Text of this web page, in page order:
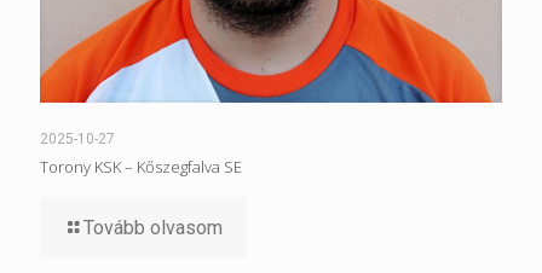
2025-10-27
Torony KSK – Kőszegfalva SE
Tovább olvasom